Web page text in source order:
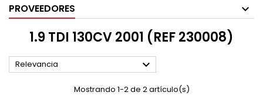
PROVEEDORES
1.9 TDI 130CV 2001 (REF 230008)
Relevancia 
Mostrando 1-2 de 2 artículo(s)